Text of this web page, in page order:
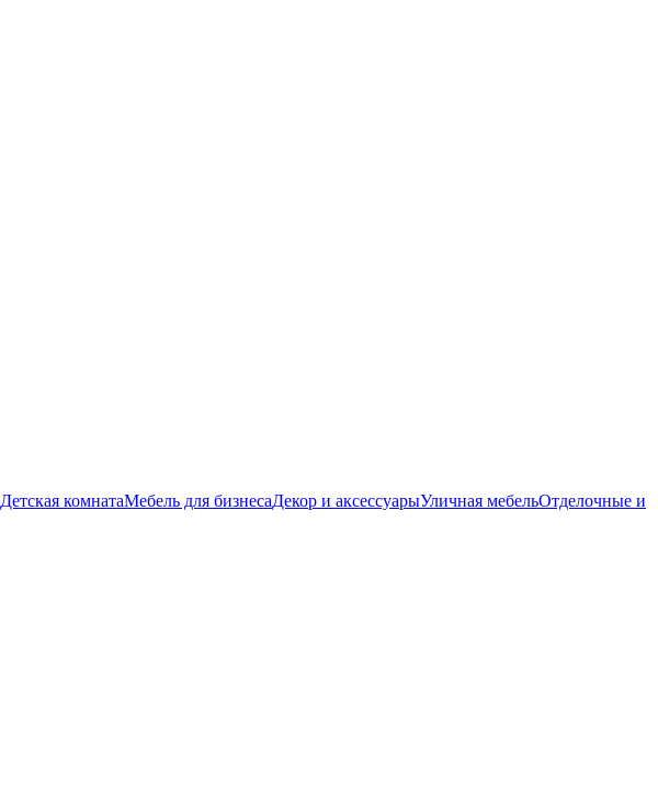
Детская комнатаМебель для бизнесаДекор и аксессуарыУличная мебельОтделочные и